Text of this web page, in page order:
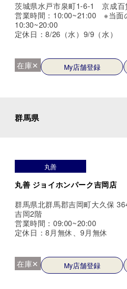
茨城県水戸市泉町1-6-1 京成百
営業時間：10:00~21:00 ※当面
10:30~20:00
定休日：8/26（水）9/9（水）
在庫✕ My店舗登録
群馬県
丸善
丸善 ジョイホンパーク吉岡店
群馬県北群馬郡吉岡町大久保
吉岡2階
営業時間：09:00~20:00
定休日：8月無休、9月無休
在庫✕ My店舗登録